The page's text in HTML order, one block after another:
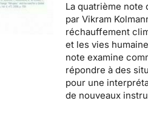
La quatrième note
parVikram
réchauffement
et les vies
note examine
répondre à des
pour une
de nouveaux